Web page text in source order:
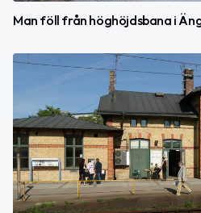
Man föll från höghöjdsbana i